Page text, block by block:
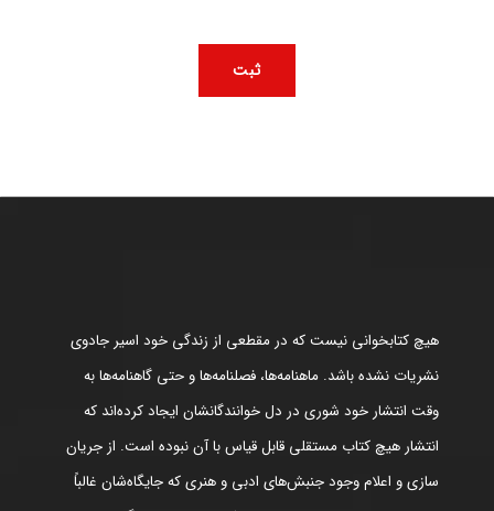
هیچ کتابخوانی نیست که در مقطعی از زندگی خود اسیر جادوی
نشریات نشده باشد. ماهنامه‌ها، فصلنامه‌ها و حتی گاهنامه‌ها به
وقت انتشار خود شوری در دل خوانندگانشان ایجاد کرده‌اند که
انتشار هیچ کتاب مستقلی قابل قیاس با آن نبوده است. از جریان
سازی و اعلام وجود جنبش‌های ادبی و هنری که جایگاه‌شان غالباً